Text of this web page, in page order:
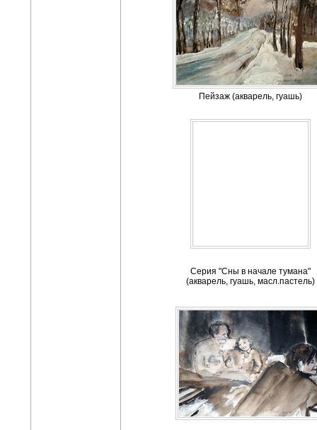
Пейзаж (акварель, гуашь)
Cерия "Сны в начале тумана"
(акварель, гуашь, масл.пастель)